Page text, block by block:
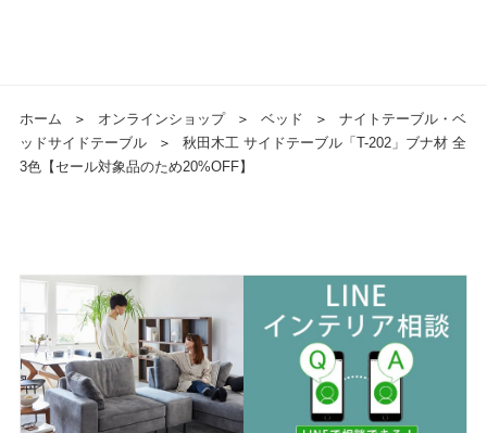
ホーム ＞ オンラインショップ ＞ ベッド ＞
ナイトテーブル・ベ
ッドサイドテーブル
＞
秋田木工 サイドテーブル「T-202」ブナ材 全
3色【セール対象品のため20%OFF】